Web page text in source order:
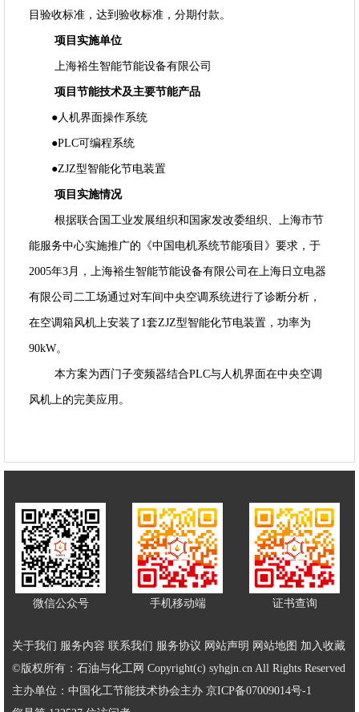
目验收标准，达到验收标准，分期付款。
项目实施单位
上海裕生智能节能设备有限公司
项目节能技术及主要节能产品
●人机界面操作系统
●PLC可编程系统
●ZJZ型智能化节电装置
项目实施情况
根据联合国工业发展组织和国家发改委组织、上海市节
能服务中心实施推广的《中国电机系统节能项目》要求，于
2005年3月，上海裕生智能节能设备有限公司在上海日立电器
有限公司二工场通过对车间中央空调系统进行了诊断分析，
在空调箱风机上安装了1套ZJZ型智能化节电装置，功率为
90kW。
本方案为西门子变频器结合PLC与人机界面在中央空调
风机上的完美应用。
微信公众号 手机移动端 证书查询
关于我们 服务内容 联系我们 服务协议 网站声明 网站地图 加入收藏
©版权所有：石油与化工网 Copyright(c) syhgjn.cn All Rights Reserved
主办单位：中国化工节能技术协会主办 京ICP备07009014号-1